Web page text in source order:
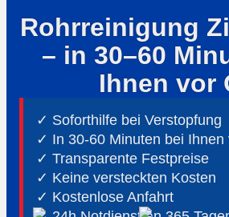
Rohrreinigung
– in 30–60
Ihnen vor
✓ Soforthilfe bei Verstopfung
✓ In 30-60 Minuten bei Ihnen
✓ ⁠Transparente Festpreise
✓ Keine versteckten Kosten
✓ Kostenlose Anfahrt